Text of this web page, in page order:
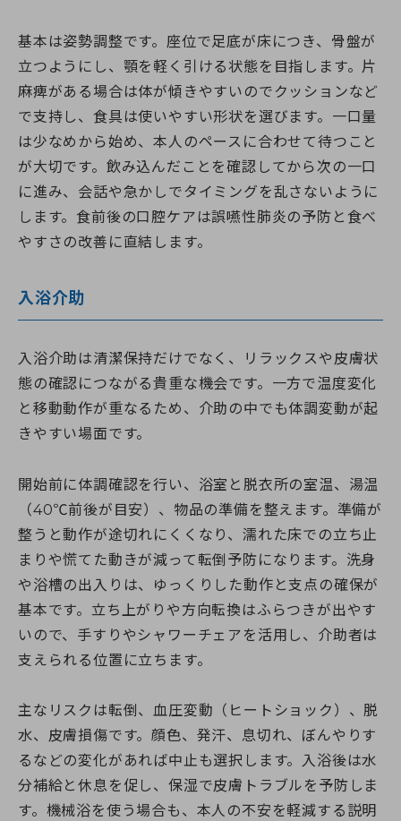
基本は姿勢調整です。座位で足底が床につき、骨盤が
立つようにし、顎を軽く引ける状態を目指します。片
麻痺がある場合は体が傾きやすいのでクッションなど
で支持し、食具は使いやすい形状を選びます。一口量
は少なめから始め、本人のペースに合わせて待つこと
が大切です。飲み込んだことを確認してから次の一口
に進み、会話や急かしでタイミングを乱さないように
します。食前後の口腔ケアは誤嚥性肺炎の予防と食べ
やすさの改善に直結します。
入浴介助
入浴介助は清潔保持だけでなく、リラックスや皮膚状
態の確認につながる貴重な機会です。一方で温度変化
と移動動作が重なるため、介助の中でも体調変動が起
きやすい場面です。
開始前に体調確認を行い、浴室と脱衣所の室温、湯温
（40℃前後が目安）、物品の準備を整えます。準備が
整うと動作が途切れにくくなり、濡れた床での立ち止
まりや慌てた動きが減って転倒予防になります。洗身
や浴槽の出入りは、ゆっくりした動作と支点の確保が
基本です。立ち上がりや方向転換はふらつきが出やす
いので、手すりやシャワーチェアを活用し、介助者は
支えられる位置に立ちます。
主なリスクは転倒、血圧変動（ヒートショック）、脱
水、皮膚損傷です。顔色、発汗、息切れ、ぼんやりす
るなどの変化があれば中止も選択します。入浴後は水
分補給と休息を促し、保湿で皮膚トラブルを予防しま
す。機械浴を使う場合も、本人の不安を軽減する説明